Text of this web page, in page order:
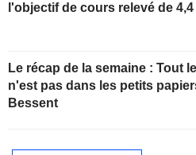
l'objectif de cours relevé de 4,4
Le récap de la semaine : Tout
n'est pas dans les petits
Bessent